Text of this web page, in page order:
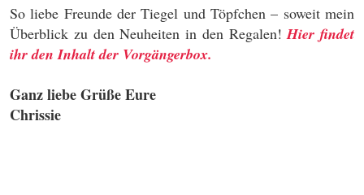
So liebe Freunde der Tiegel und Töpfchen – soweit mein
Überblick zu den Neuheiten in den Regalen! Hier findet
ihr den Inhalt der Vorgängerbox.
Ganz liebe Grüße Eure
Chrissie